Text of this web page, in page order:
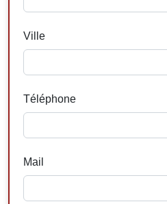
Ville
Téléphone
Mail